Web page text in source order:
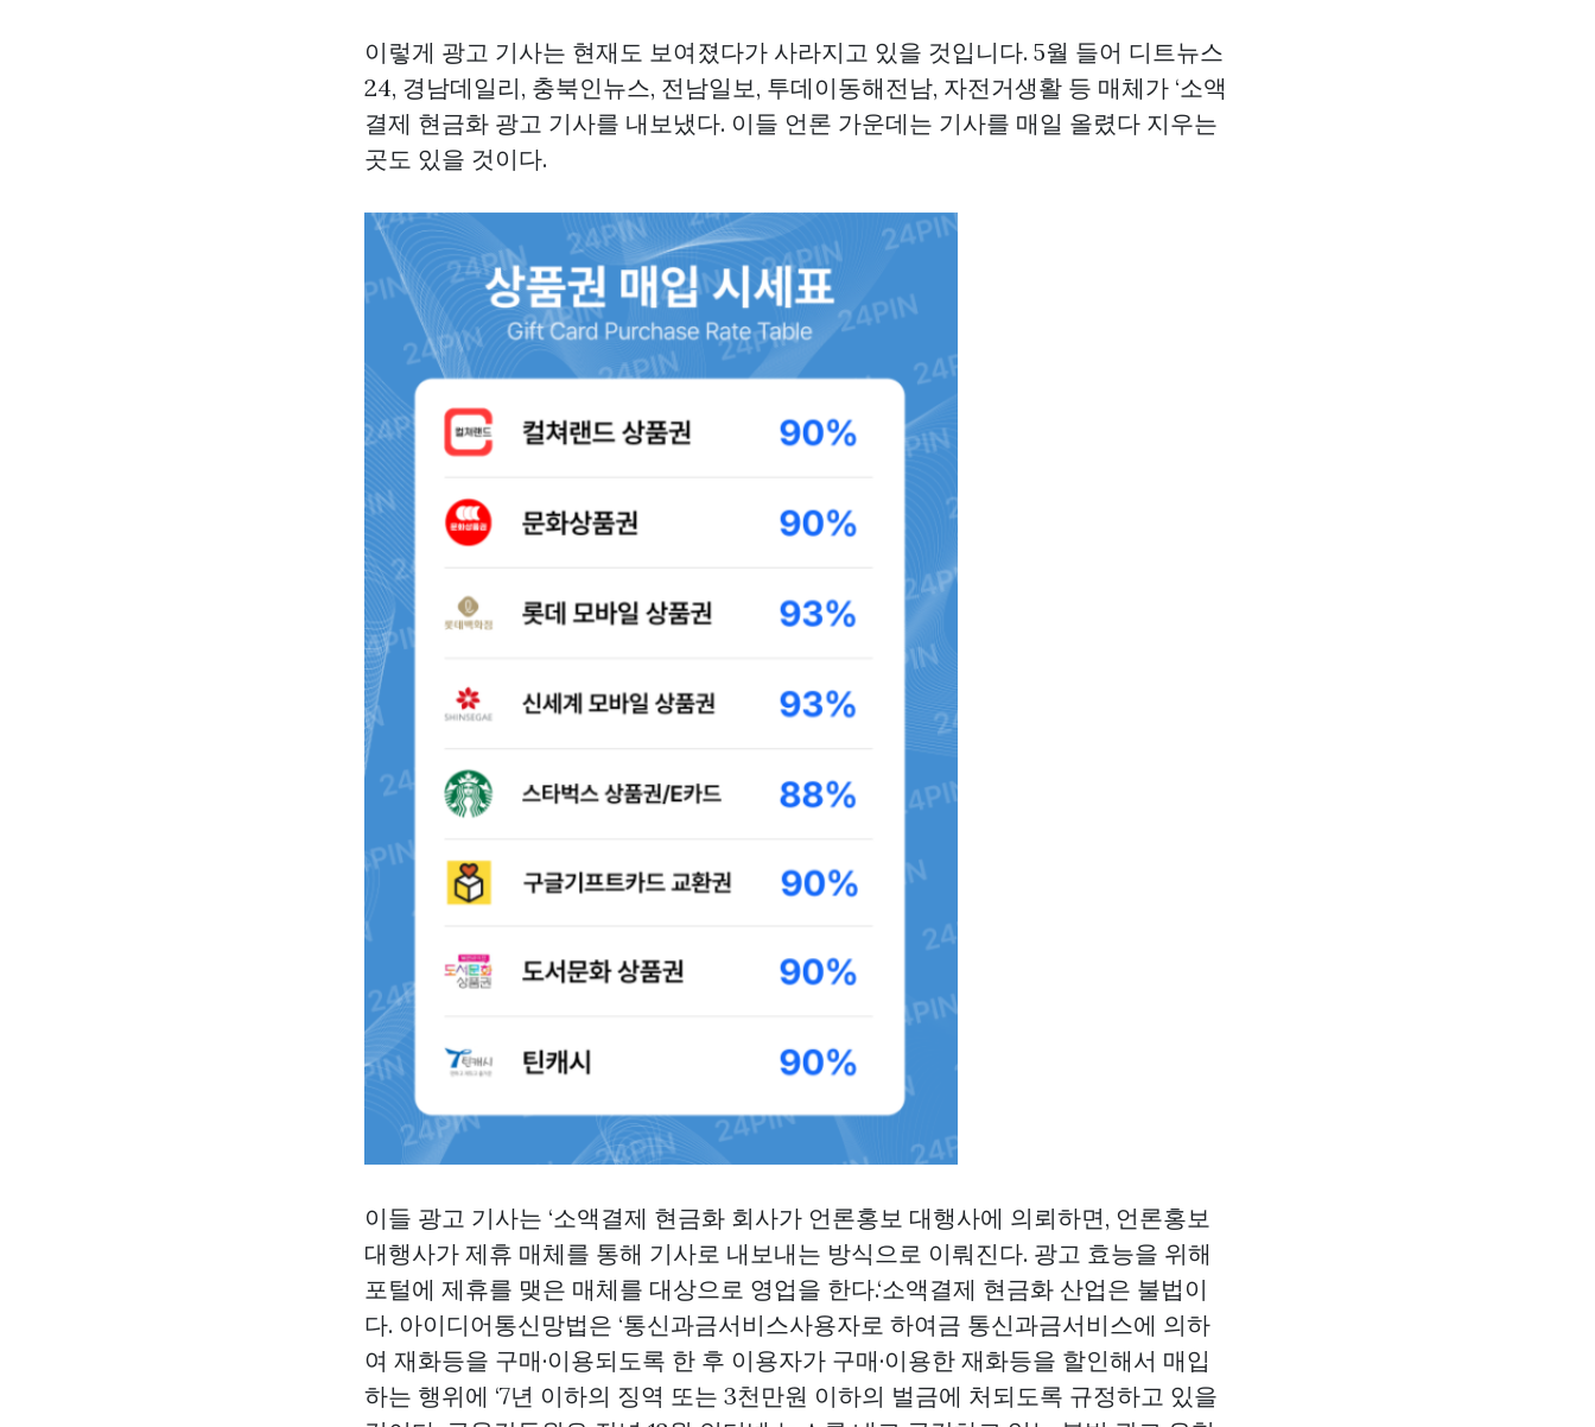
이렇게 광고 기사는 현재도 보여졌다가 사라지고 있을 것입니다. 5월 들어 디트뉴스
24, 경남데일리, 충북인뉴스, 전남일보, 투데이동해전남, 자전거생활 등 매체가 ‘소액
결제 현금화 광고 기사를 내보냈다. 이들 언론 가운데는 기사를 매일 올렸다 지우는
곳도 있을 것이다.
이들 광고 기사는 ‘소액결제 현금화 회사가 언론홍보 대행사에 의뢰하면, 언론홍보
대행사가 제휴 매체를 통해 기사로 내보내는 방식으로 이뤄진다. 광고 효능을 위해
포털에 제휴를 맺은 매체를 대상으로 영업을 한다.‘소액결제 현금화 산업은 불법이
다. 아이디어통신망법은 ‘통신과금서비스사용자로 하여금 통신과금서비스에 의하
여 재화등을 구매·이용되도록 한 후 이용자가 구매·이용한 재화등을 할인해서 매입
하는 행위에 ‘7년 이하의 징역 또는 3천만원 이하의 벌금에 처되도록 규정하고 있을